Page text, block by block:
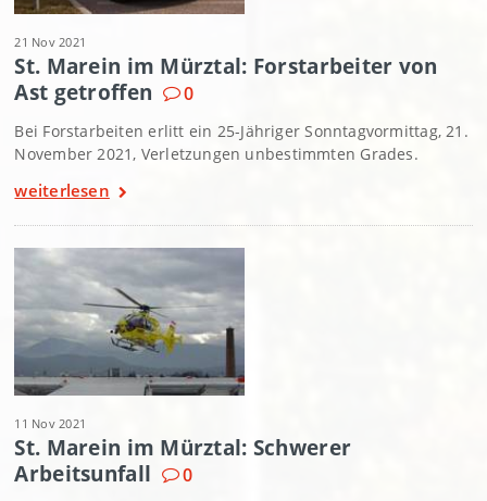
21 Nov 2021
St. Marein im Mürztal: Forstarbeiter von
Ast getroffen
0
Bei Forstarbeiten erlitt ein 25-Jähriger Sonntagvormittag, 21.
November 2021, Verletzungen unbestimmten Grades.
weiterlesen
11 Nov 2021
St. Marein im Mürztal: Schwerer
Arbeitsunfall
0